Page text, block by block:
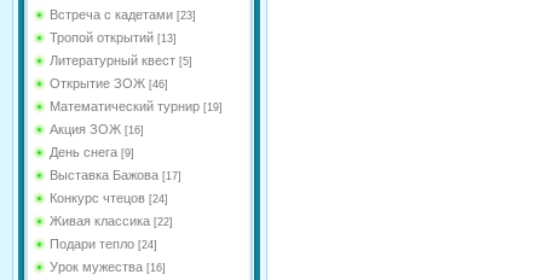
Встреча с кадетами [23]
Тропой открытий [13]
Литературный квест [5]
Открытие ЗОЖ [46]
Математический турнир [19]
Акция ЗОЖ [16]
День снега [9]
Выставка Бажова [17]
Конкурс чтецов [24]
Живая классика [22]
Подари тепло [24]
Урок мужества [16]